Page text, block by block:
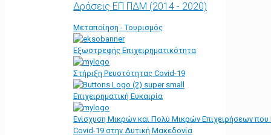
Δράσεις ΕΠ ΠΔΜ (2014 - 2020)
Μεταποίηση - Τουρισμός
Εξωστρεφής Επιχειρηματικότητα
Στήριξη Ρευστότητας Covid-19
Επιχειρηματική Ευκαιρία
Ενίσχυση Μικρών και Πολύ Μικρών Επιχειρήσεων
Covid-19 στην Δυτική Μακεδονία